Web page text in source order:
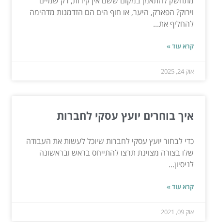
וירוק? הפארק, היער, או חוף הים הם הזדמנות מדהימה
להחליף את...
קרא עוד »
אוק 24, 2025
איך בוחרים יועץ עסקי לחברות
כדי לבחור יועץ עסקי לחברות שיוכל לעשות את העבודה
שלו בצורה מצוינת תרצו להתייחס בראש ובראשונה
לניסיון...
קרא עוד »
אוק 09, 2021